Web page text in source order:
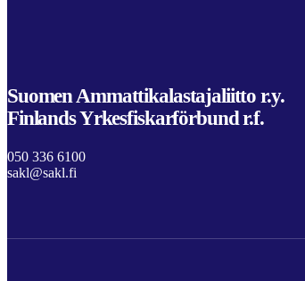
Suomen Ammattikalastajaliitto r.y.
Finlands Yrkesfiskarförbund r.f.
050 336 6100
sakl@sakl.fi